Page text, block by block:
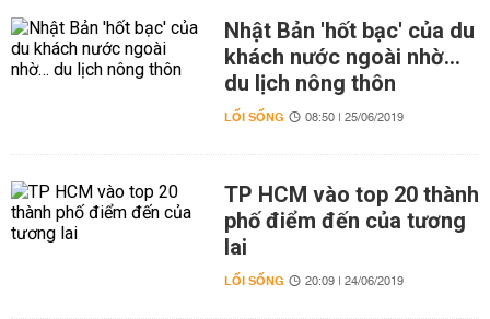
Nhật Bản 'hốt bạc' của du
khách nước ngoài nhờ…
du lịch nông thôn
LỐI SỐNG 08:50 | 25/06/2019
TP HCM vào top 20 thành
phố điểm đến của tương
lai
LỐI SỐNG 20:09 | 24/06/2019